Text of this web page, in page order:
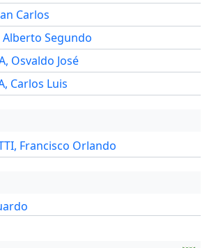
Carlos
Alberto Segundo
Osvaldo José
Carlos Luis
Francisco Orlando